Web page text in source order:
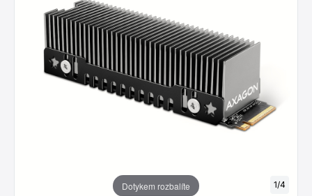
Dotykem rozbalíte 1/4